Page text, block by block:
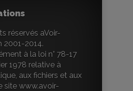
réservés aVoir-
2001-2014.
à la loi n° 78-17
1978 relative à
aux fichiers et aux
site www.avoir-